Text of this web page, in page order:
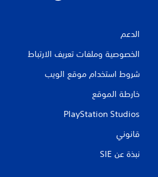
الدعم
الخصوصية وملفات تعريف الارتباط
شروط استخدام موقع الويب
خارطة الموقع
PlayStation Studios
قانوني
نبذة عن SIE‏